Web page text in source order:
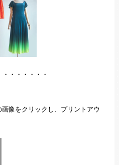
・・・・・・
像をクリックし、プリントアウ